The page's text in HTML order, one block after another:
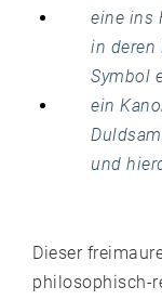
eine ins
in deren
Symbol
ein
und
Dieser
philosophisch-